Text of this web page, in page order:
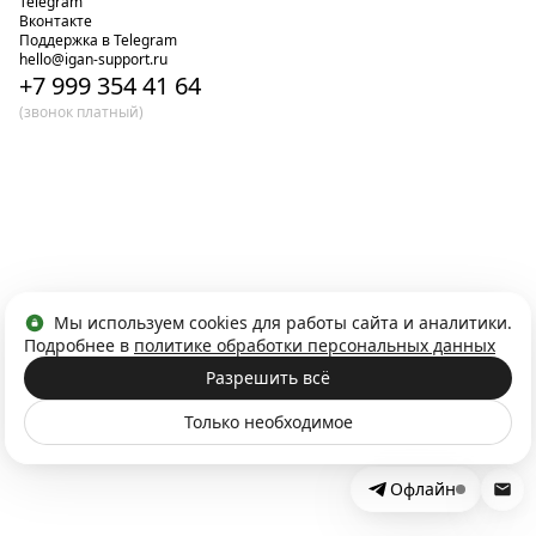
Офлайн
Мы используем cookies для работы сайта и аналитики.
Подробнее в политике обработки персональных данных
Разрешить всё
Только необходимое
Вконтакте
Поддержка в Telegram
hello@igan-support.ru
+7 999 354 41 64
(звонок платный)